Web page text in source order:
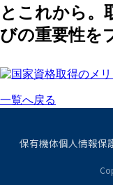
とこれから。
びの重要性を
一覧へ戻る
保有機体個人情報保